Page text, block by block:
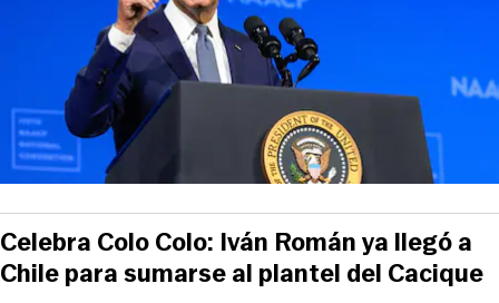
Celebra Colo Colo: Iván Román ya llegó a
Chile para sumarse al plantel del Cacique